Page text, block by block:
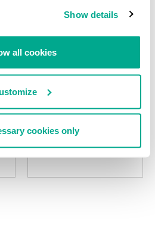
Show details
all cookies
cookies only
no será publicada. Los
marcados con